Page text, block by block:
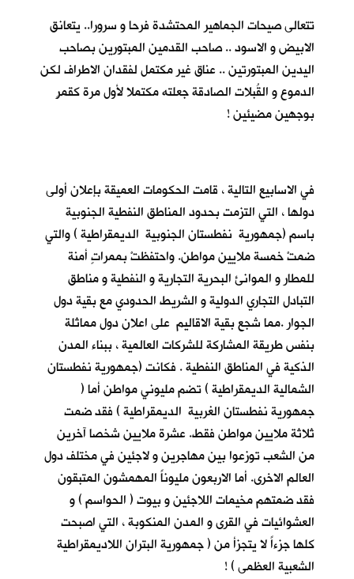
تتعالى صيحات الجماهير المحتشدة فرحا و سرورا.. يتعانق
الابيض و الاسود .. صاحب القدمين المبتورين بصاحب
اليدين المبتورتين .. عناق غير مكتمل لفقدان الاطراف لكن
الدموع و القُبلات الصادقة جعلته مكتملا لأول مرة كقمرٍ
بوجهين مضيئين !
في الاسابيع التالية ، قامت الحكومات العميقة بإعلان أولى
دولها ، التي التزمت بحدود المناطق النفطية الجنوبية
باسم (جمهورية نفطستان الجنوبية الديمقراطية ) والتي
ضمتْ خمسة ملايين مواطن. واحتفظتْ بممراتٍ أمنة
للمطار و الموانئ البحرية التجارية و النفطية و مناطق
التبادل التجاري الدولية و الشريط الحدودي مع بقية دول
الجوار .مما شجع بقية الاقاليم على اعلان دول مماثلة
بنفس طريقة المشاركة للشركات العالمية ، ببناء المدن
الذكية في المناطق النفطية . فكانت (جمهورية نفطستان
الشمالية الديمقراطية ) تضم مليوني مواطن أما (
جمهورية نفطستان الغربية الديمقراطية ) فقد ضمت
ثلاثة ملايين مواطن فقط. عشرة ملايين شخصا آخرين
من الشعب توزعوا بين مهاجرين و لاجئين في مختلف دول
العالم الاخرى. أما الاربعون مليوناً المهمشون المتبقون
فقد ضمتهم مخيمات اللاجئين و بيوت ( الحواسم ) و
العشوائيات في القرى و المدن المنكوبة ، التي اصبحت
كلها جزءاً لا يتجزأ من ( جمهورية البتران اللاديمقراطية
الشعبية العظمى ) !